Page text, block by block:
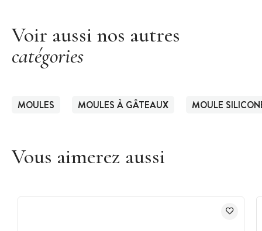
Voir aussi nos autres
catégories
MOULES MOULES À GÂTEAUX MOULE
Vous aimerez aussi